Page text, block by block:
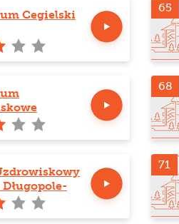
Cegielski
65
68
71